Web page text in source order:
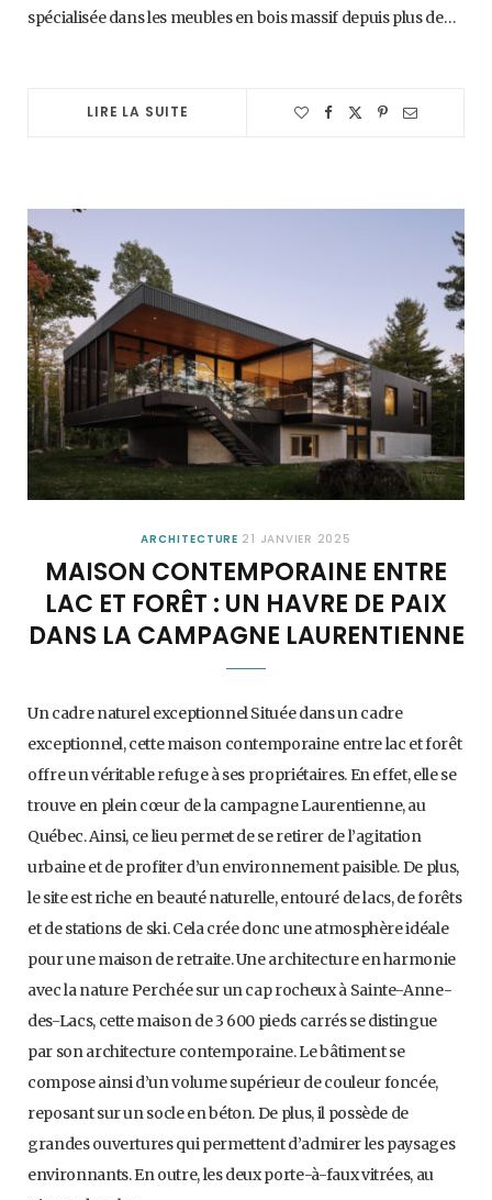
spécialisée dans les meubles en bois massif depuis plus de…
LIRE LA SUITE
ARCHITECTURE 21 JANVIER 2025
MAISON CONTEMPORAINE ENTRE
LAC ET FORÊT : UN HAVRE DE PAIX
DANS LA CAMPAGNE LAURENTIENNE
Un cadre naturel exceptionnel Située dans un cadre
exceptionnel, cette maison contemporaine entre lac et forêt
offre un véritable refuge à ses propriétaires. En effet, elle se
trouve en plein cœur de la campagne Laurentienne, au
Québec. Ainsi, ce lieu permet de se retirer de l’agitation
urbaine et de profiter d’un environnement paisible. De plus,
le site est riche en beauté naturelle, entouré de lacs, de forêts
et de stations de ski. Cela crée donc une atmosphère idéale
pour une maison de retraite. Une architecture en harmonie
avec la nature Perchée sur un cap rocheux à Sainte-Anne-
des-Lacs, cette maison de 3 600 pieds carrés se distingue
par son architecture contemporaine. Le bâtiment se
compose ainsi d’un volume supérieur de couleur foncée,
reposant sur un socle en béton. De plus, il possède de
grandes ouvertures qui permettent d’admirer les paysages
environnants. En outre, les deux porte-à-faux vitrées, au